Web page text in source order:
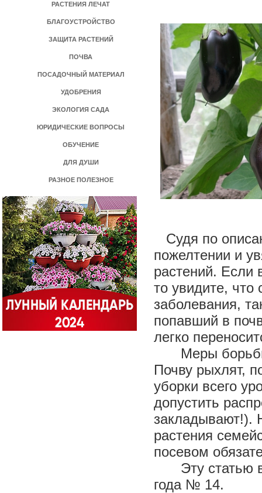
РАСТЕНИЯ ЛЕЧАТ
БЛАГОУСТРОЙСТВО
ЗАЩИТА РАСТЕНИЙ
ПОЧВА
ПОСАДОЧНЫЙ МАТЕРИАЛ
УДОБРЕНИЯ
ЭКОЛОГИЯ САДА
ЮРИДИЧЕСКИЕ ВОПРОСЫ
ОБУЧЕНИЕ
ДЛЯ ДУШИ
РАЗНОЕ ПОЛЕЗНОЕ
Судя по
пожелтении и
растений. Если
то увидите, что
заболевания,
попавший в
легко
Меры
Почву рыхлят,
уборки всего
допустить
закладывают!).
растения
посевом
Эту статью
года № 14.